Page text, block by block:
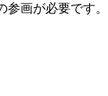
画が必要です。